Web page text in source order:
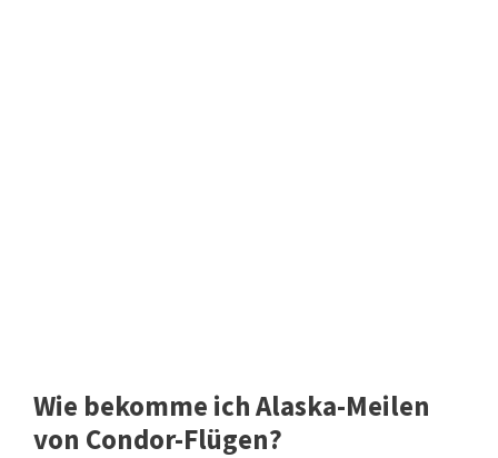
Wie bekomme ich Alaska-Meilen
von Condor-Flügen?